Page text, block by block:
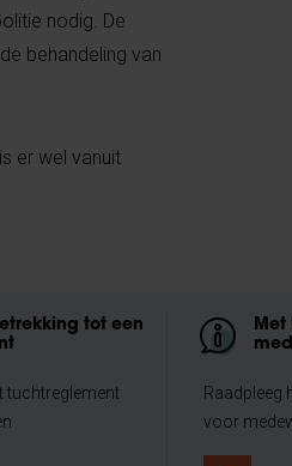
nodig. De
behandeling van
er wel vanuit
tot een
tuchtreglement
Met
Raadpleeg
voor